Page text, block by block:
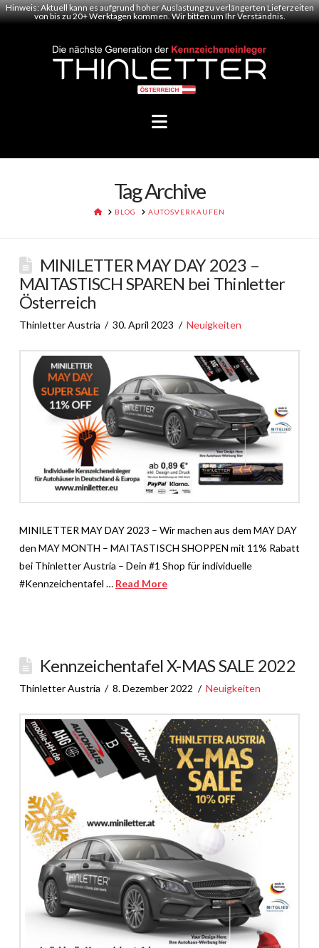
Hinweis: Aktuell kann es aufgrund hoher Auslastung zu verlängerten Lieferzeiten
von bis zu 20+ Werktagen kommen. Wir bitten um Ihr Verständnis.
Navigation
Tag Archive
HOME
BLOG AUTOSVERKAUFEN
MINILETTER MAY DAY 2023 –
MAITASTISCH SPAREN bei Thinletter
Österreich
Thinletter Austria 30. April 2023 Neuigkeiten
MINILETTER MAY DAY 2023 – Wir machen aus dem MAY DAY
den MAY MONTH – MAITASTISCH SHOPPEN mit 11% Rabatt
bei Thinletter Austria – Dein #1 Shop für individuelle
#Kennzeichentafel … Read More
Kennzeichentafel X-MAS SALE 2022
Thinletter Austria 8. Dezember 2022 Neuigkeiten